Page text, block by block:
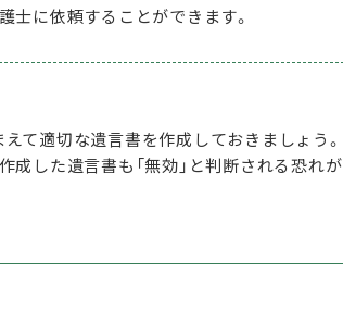
士に依頼することができます。
て適切な遺言書を作成しておきましょう。
成した遺言書も「無効」と判断される恐れが